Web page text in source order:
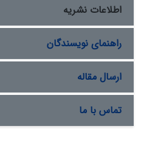
اطلاعات نشریه
راهنمای نویسندگان
ارسال مقاله
تماس با ما